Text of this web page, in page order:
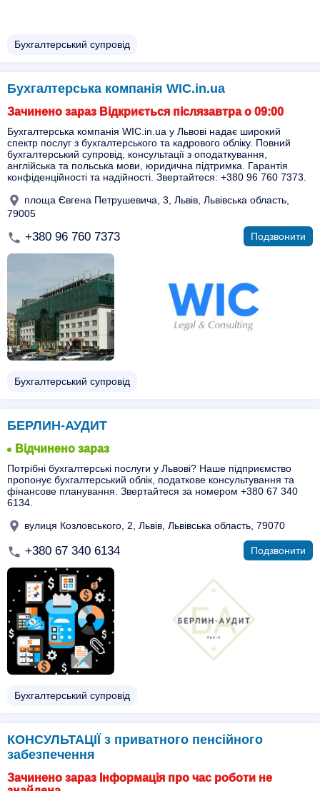
Бухгалтерський супровід
Бухгалтерська компанія WIC.in.ua
Зачинено зараз Відкриється післязавтра о 09:00
Бухгалтерська компанія WIC.in.ua у Львові надає широкий
спектр послуг з бухгалтерського та кадрового обліку. Повний
бухгалтерський супровід, консультації з оподаткування,
англійська та польська мови, юридична підтримка. Гарантія
конфіденційності та надійності. Звертайтеся: +380 96 760 7373.
площа Євгена Петрушевича, 3, Львів, Львівська область,
79005
+380 96 760 7373 Подзвонити
Бухгалтерський супровід
БЕРЛИН-АУДИТ
Відчинено зараз
Потрібні бухгалтерські послуги у Львові? Наше підприємство
пропонує бухгалтерський облік, податкове консультування та
фінансове планування. Звертайтеся за номером +380 67 340
6134.
вулиця Козловського, 2, Львів, Львівська область, 79070
+380 67 340 6134 Подзвонити
Бухгалтерський супровід
КОНСУЛЬТАЦІЇ з приватного пенсійного
забезпечення
Зачинено зараз Інформація про час роботи не